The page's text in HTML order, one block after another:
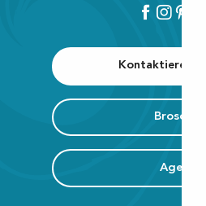
Kontaktieren
Broschüre
Agenda